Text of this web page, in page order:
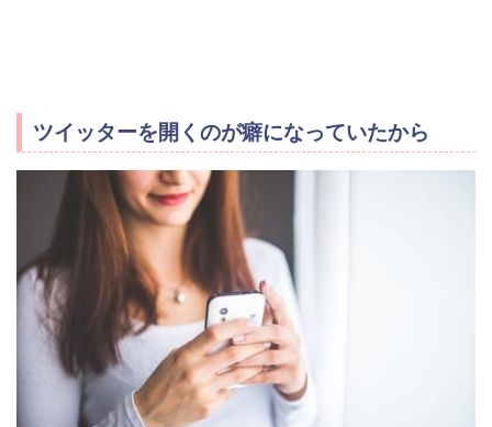
ツイッターを開くのが癖になっていたから